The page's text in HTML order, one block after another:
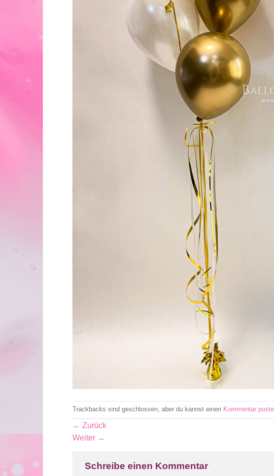
Trackbacks sind geschlossen, aber du kannst einen Kommentar
← Zurück
Weiter →
Schreibe einen Kommentar